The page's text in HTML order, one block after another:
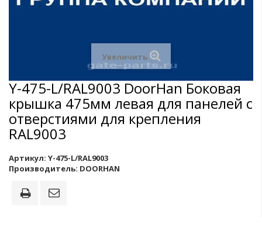
Увеличить
Y-475-L/RAL9003 DoorHan Боковая
крышка 475мм левая для панелей с
отверстиями для крепления
RAL9003
Артикул: Y-475-L/RAL9003
Производитель: DOORHAN